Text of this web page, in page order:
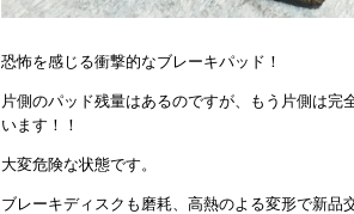
恐怖を感じる衝撃的なブレーキパッド！
片側のパッド残量はあるのですが、もう片側は
います！！
大変危険な状態です。
ブレーキディスクも磨耗、高熱のよる変形で新品